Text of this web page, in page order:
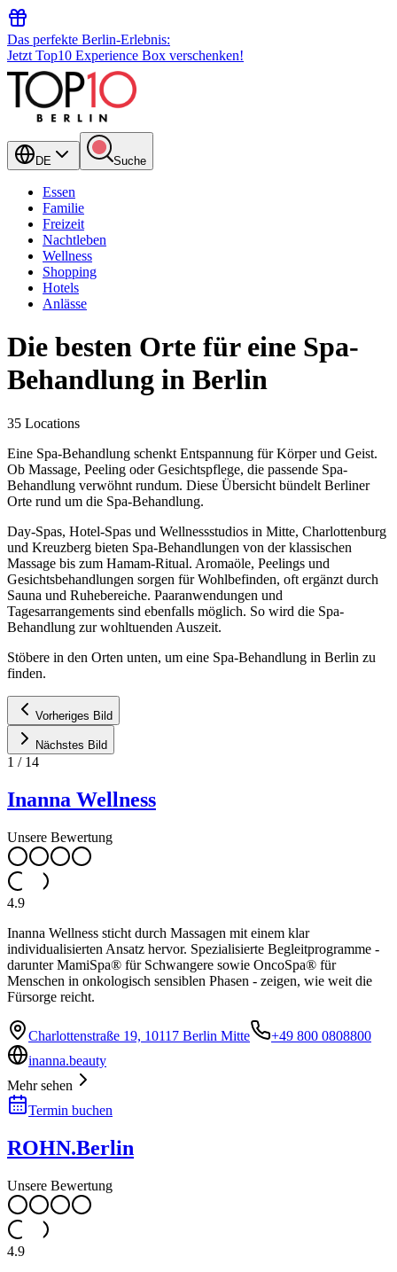
Das perfekte Berlin-Erlebnis:
Jetzt Top10 Experience Box verschenken!
DE Suche
Essen
Familie
Freizeit
Nachtleben
Wellness
Shopping
Hotels
Anlässe
Die besten Orte für eine Spa-
Behandlung in Berlin
35 Locations
Eine Spa-Behandlung schenkt Entspannung für Körper und Geist.
Ob Massage, Peeling oder Gesichtspflege, die passende Spa-
Behandlung verwöhnt rundum. Diese Übersicht bündelt Berliner
Orte rund um die Spa-Behandlung.
Day-Spas, Hotel-Spas und Wellnessstudios in Mitte, Charlottenburg
und Kreuzberg bieten Spa-Behandlungen von der klassischen
Massage bis zum Hamam-Ritual. Aromaöle, Peelings und
Gesichtsbehandlungen sorgen für Wohlbefinden, oft ergänzt durch
Sauna und Ruhebereiche. Paaranwendungen und
Tagesarrangements sind ebenfalls möglich. So wird die Spa-
Behandlung zur wohltuenden Auszeit.
Stöbere in den Orten unten, um eine Spa-Behandlung in Berlin zu
finden.
Vorheriges Bild
Nächstes Bild
1 / 14
Inanna Wellness
Unsere Bewertung
4.9
Inanna Wellness sticht durch Massagen mit einem klar
individualisierten Ansatz hervor. Spezialisierte Begleitprogramme -
darunter MamiSpa® für Schwangere sowie OncoSpa® für
Menschen in onkologisch sensiblen Phasen - zeigen, wie weit die
Fürsorge reicht.
Charlottenstraße 19, 10117 Berlin Mitte
+49 800 0808800
inanna.beauty
Mehr sehen
Termin buchen
ROHN.Berlin
Unsere Bewertung
4.9